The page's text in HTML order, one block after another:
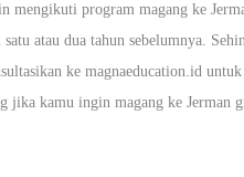
program magang ke
atau dua tahun sebelumnya.
ke magnaeducation.id
jika kamu ingin magang ke Jerman